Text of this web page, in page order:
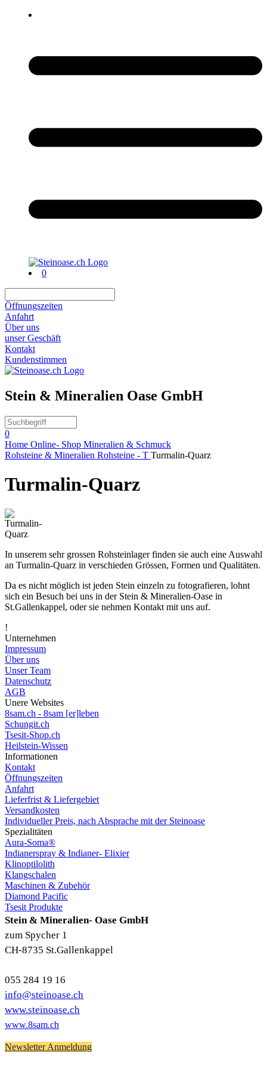
0
Öffnungszeiten
Anfahrt
Über uns
unser Geschäft
Kontakt
Kundenstimmen
Stein & Mineralien Oase GmbH
0
Home Online- Shop Mineralien & Schmuck
Rohsteine & Mineralien Rohsteine - T Turmalin-Quarz
Turmalin-Quarz
In unserem sehr grossen Rohsteinlager finden sie auch eine Auswahl
an Turmalin-Quarz in verschieden Grössen, Formen und Qualitäten.
Da es nicht möglich ist jeden Stein einzeln zu fotografieren, lohnt
sich ein Besuch bei uns in der Stein & Mineralien-Oase in
St.Gallenkappel, oder sie nehmen Kontakt mit uns auf.
!
Unternehmen
Impressum
Über uns
Unser Team
Datenschutz
AGB
Unere Websites
8sam.ch - 8sam [er]leben
Schungit.ch
Tsesit-Shop.ch
Heilstein-Wissen
Informationen
Kontakt
Öffnungszeiten
Anfahrt
Lieferfrist & Liefergebiet
Versandkosten
Individueller Preis, nach Absprache mit der Steinoase
Spezialitäten
Aura-Soma®
Indianerspray & Indianer- Elixier
Klinoptilolith
Klangschalen
Maschinen & Zubehör
Diamond Pacific
Tsesit Produkte
Stein & Mineralien- Oase GmbH
zum Spycher 1
CH-8735 St.Gallenkappel
055 284 19 16
info@steinoase.ch
www.steinoase.ch
www.8sam.ch
Newsletter Anmeldung